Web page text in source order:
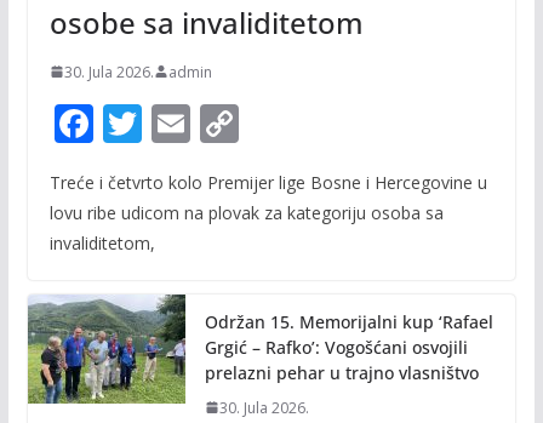
osobe sa invaliditetom
30. Jula 2026. admin
F
ac
e
b
o
k
T
w
itt
er
E
m
ai
C
p
n
k
Treće i četvrto kolo Premijer lige Bosne i Hercegovine u
lovu ribe udicom na plovak za kategoriju osoba sa
invaliditetom,
Održan 15. Memorijalni kup ‘Rafael
Grgić – Rafko’: Vogošćani osvojili
prelazni pehar u trajno vlasništvo
30. Jula 2026.